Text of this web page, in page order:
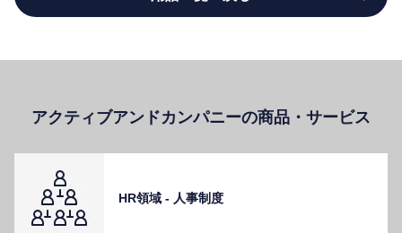
アクティブアンドカンパニーの商品・サービス
HR領域 - ⼈事制度